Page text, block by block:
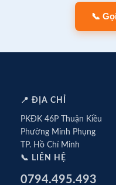
📞
📍 ĐỊA CHỈ
PKĐK 46P Thuận Kiều
Phường Minh Phụng
TP. Hồ Chí Minh
📞 LIÊN HỆ
0794.495.493